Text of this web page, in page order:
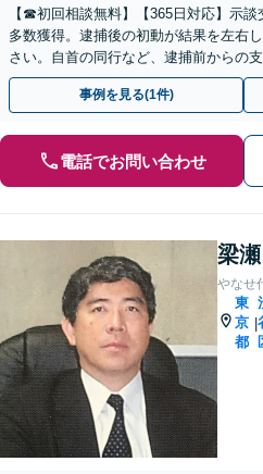
【☎︎初回相談無料】【365日対応】示
多数獲得。逮捕後の初動が結果を左右
さい。自首の同行など、逮捕前からの
駅3分】
事例を見る(1件)
電話でお問い合わせ
梁
やなせ
東
京
都
|